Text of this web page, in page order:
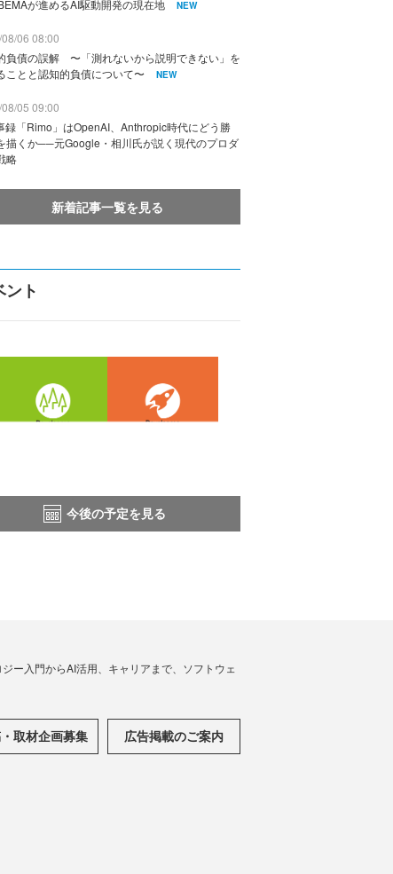
が進めるAI駆動開発の現在地
NEW
06 08:00
負債の誤解 〜「測れないから説明できない」を
ことと認知的負債について〜
NEW
05 09:00
録「Rimo」はOpenAI、Anthropic時代にどう勝
描くか──元Google・相川氏が説く現代のプロダ
略
新着記事一覧を見る
ント
今後の予定を見る
ー入門からAI活用、キャリアまで、ソフトウェ
取材企画募集 広告掲載のご案内